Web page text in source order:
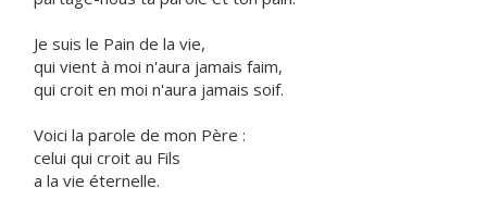
Je suis le Pain de la vie,
qui vient à moi n'aura jamais faim,
qui croit en moi n'aura jamais soif.
Voici la parole de mon Père :
celui qui croit au Fils
a la vie éternelle.